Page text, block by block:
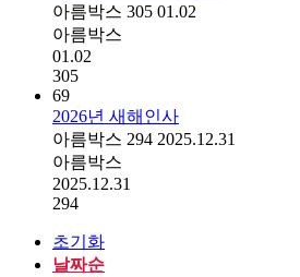
아름박스 305 01.02
아름박스
01.02
305
69
2026년 새해인사
아름박스 294 2025.12.31
아름박스
2025.12.31
294
초기화
날짜순